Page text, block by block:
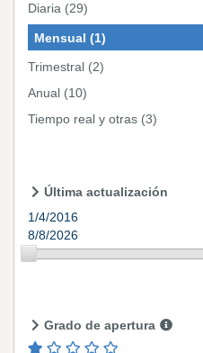
Diaria (29)
Mensual (1)
Trimestral (2)
Anual (10)
Tiempo real y otras (3)
Última actualización
1/4/2016
8/8/2026
Grado de apertura